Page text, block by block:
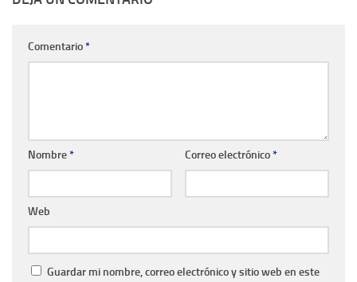
Comentario*
Nombre* Correo electrónico*
Web
Guardar mi nombre, correo electrónico y sitio web en este